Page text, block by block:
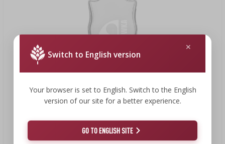
Klasztorna-Flasche 500 ml mit Schraubverschluss und
Aufdruck „Cytrynówka“, Motiv 2
Switch to English version
Your browser is set to English. Switch to the English
version of our site for a better experience.
GO TO ENGLISH SITE